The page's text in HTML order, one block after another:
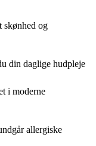
skønhed og
din daglige hudpleje
i moderne
allergiske